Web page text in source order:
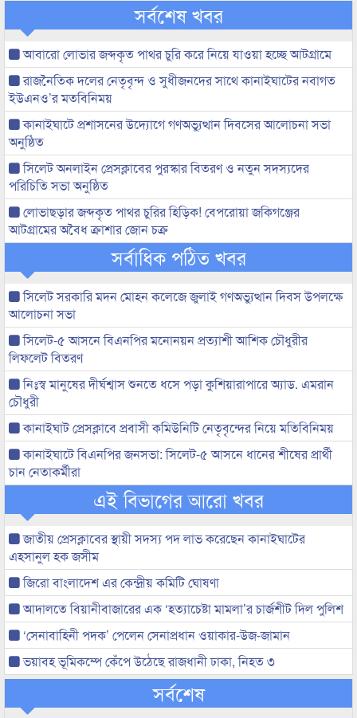
সর্বশেষ খবর
আবারো লোভার জব্দকৃত পাথর চুরি করে নিয়ে যাওয়া হচ্ছে আটগ্রামে
রাজনৈতিক দলের নেতৃবৃন্দ ও সুধীজনদের সাথে কানাইঘাটের নবাগত
ইউএনও’র মতবিনিময়
কানাইঘাটে প্রশাসনের উদ্যোগে গণঅভ্যুত্থান দিবসের আলোচনা সভা
অনুষ্ঠিত
সিলেট অনলাইন প্রেসক্লাবের পুরস্কার বিতরণ ও নতুন সদস্যদের
পরিচিতি সভা অনুষ্ঠিত
লোভাছড়ার জব্দকৃত পাথর চুরির হিড়িক! বেপরোয়া জকিগঞ্জের
আটগ্রামের অবৈধ ক্রাশার জোন চক্র
সর্বাধিক পঠিত খবর
সিলেট সরকারি মদন মোহন কলেজে জুলাই গণঅভ্যুত্থান দিবস উপলক্ষে
আলোচনা সভা
সিলেট-৫ আসনে বিএনপির মনোনয়ন প্রত্যাশী আশিক চৌধুরীর
লিফলেট বিতরণ
নিঃস্ব মানুষের দীর্ঘশ্বাস শুনতে ধসে পড়া কুশিয়ারাপারে অ্যাড. এমরান
চৌধুরী
কানাইঘাট প্রেসক্লাবে প্রবাসী কমিউনিটি নেতৃবৃন্দের নিয়ে মতিবিনিময়
কানাইঘাটে বিএনপির জনসভা: সিলেট-৫ আসনে ধানের শীষের প্রার্থী
চান নেতাকর্মীরা
এই বিভাগের আরো খবর
জাতীয় প্রেসক্লাবের স্থায়ী সদস্য পদ লাভ করেছেন কানাইঘাটের
এহসানুল হক জসীম
জিরো বাংলাদেশ এর কেন্দ্রীয় কমিটি ঘোষণা
আদালতে বিয়ানীবাজারের এক ‘হত্যাচেষ্টা মামলা’র চার্জশীট দিল পুলিশ
‘সেনাবাহিনী পদক’ পেলেন সেনাপ্রধান ওয়াকার-উজ-জামান
ভয়াবহ ভূমিকম্পে কেঁপে উঠেছে রাজধানী ঢাকা, নিহত ৩
সর্বশেষ